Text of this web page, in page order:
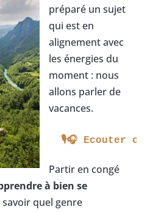
préparé un sujet
qui est en
alignement avec
les énergies du
moment : nous
allons parler de
vacances.
🎙🎧 Ecouter
Partir en congé
à bien se
quel genre